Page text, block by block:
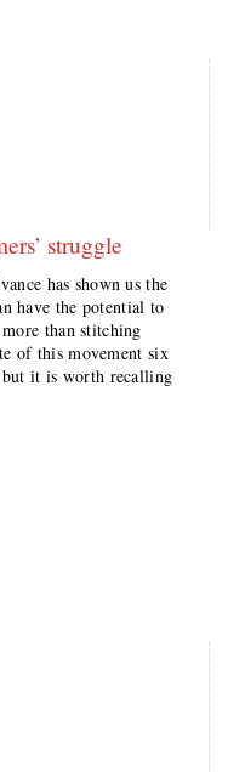
struggle
has shown us the
have the potential to
than stitching
of this movement six
but it is worth recalling